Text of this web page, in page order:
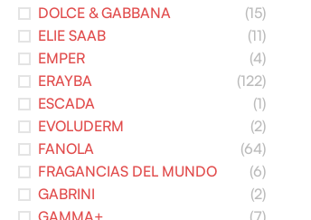
DOLCE & GABBANA
(15)
ELIE SAAB
(11)
EMPER
(4)
ERAYBA
(122)
ESCADA
(1)
EVOLUDERM
(2)
FANOLA
(64)
FRAGANCIAS DEL MUNDO
(6)
GABRINI
(2)
GAMMA+
(7)